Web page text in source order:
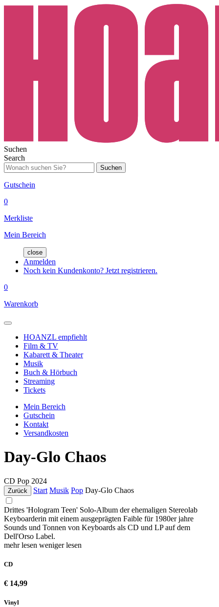
Suchen
Search
Suchen
Gutschein
0
Merkliste
Mein Bereich
close
Anmelden
Noch kein Kundenkonto? Jetzt registrieren.
0
Warenkorb
HOANZL empfiehlt
Film & TV
Kabarett & Theater
Musik
Buch & Hörbuch
Streaming
Tickets
Mein Bereich
Gutschein
Kontakt
Versandkosten
Day-Glo Chaos
CD Pop 2024
Zurück Start Musik Pop Day-Glo Chaos
Drittes 'Hologram Teen' Solo-Album der ehemaligen Stereolab
Keyboarderin mit einem ausgeprägten Faible für 1980er jahre
Sounds und Tonnen von Keyboards als CD und LP auf dem
Dell'Orso Label.
mehr lesen weniger lesen
CD
€ 14,99
Vinyl